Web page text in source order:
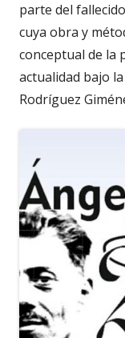
parte del
cuya obra y
conceptual de la
actualidad bajo
Rodríguez